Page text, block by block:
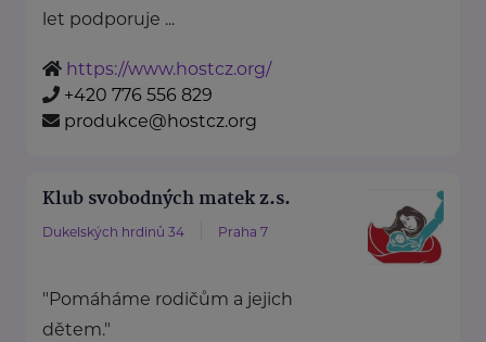
let podporuje ...
https://www.hostcz.org/
+420 776 556 829
produkce@hostcz.org
Klub svobodných matek z.s.
Dukelských hrdinů 34 Praha 7
"Pomáháme rodičům a jejich
dětem."